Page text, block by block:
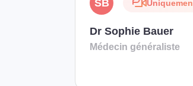
SB
Dr Sophie Bauer
Médecin généraliste